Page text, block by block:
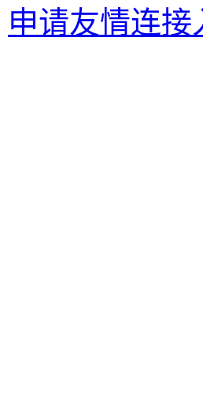
申请友情连接